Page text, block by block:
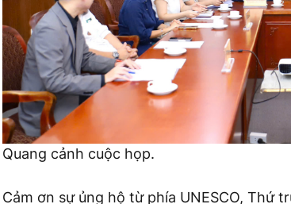
Quang cảnh cuộc họp.
Cảm ơn sự ủng hộ từ phía UNESCO, Thứ